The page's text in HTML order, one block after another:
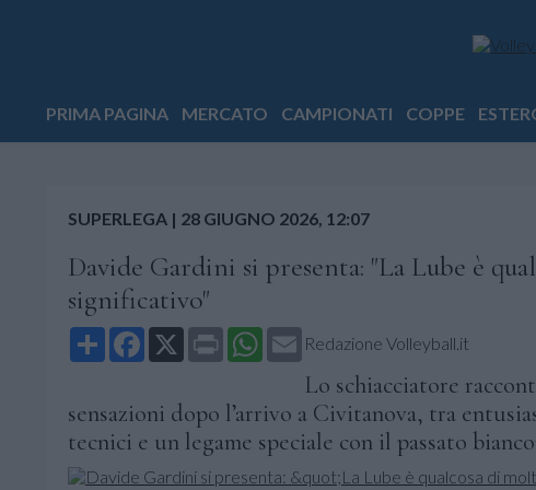
PRIMA PAGINA MERCATO CAMPIONATI COPPE
SUPERLEGA | 28 GIUGNO 2026, 12:07
Davide Gardini si presenta: "La Lube è
significativo"
Share Facebook
X Print WhatsApp
Email
Redazione Volleyball.it
Lo schiacciatore
sensazioni dopo l’arrivo a Civitanova, tra
tecnici e un legame speciale con il passato